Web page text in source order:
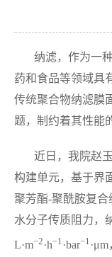
纳滤，作为一
药和食品等领域具
传统聚合物纳滤膜
题，制约着其性能
近日，我院赵
构建单元，基于界
聚芳酯-聚酰胺复合
水分子传质阻力，
L·m−2 ·h−1 ·bar−1 ·μm